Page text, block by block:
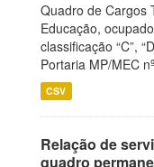
Quadro de Cargos
Educação,
classificação “C”,
Portaria MP/MEC
CSV
Relação de
quadro